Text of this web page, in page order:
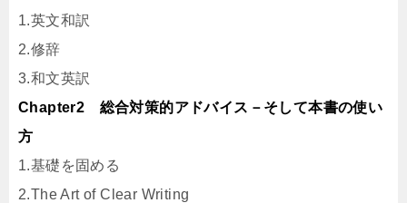
1.英文和訳
2.修辞
3.和文英訳
Chapter2 総合対策的アドバイス－そして本書の使い
方
1.基礎を固める
2.The Art of Clear Writing